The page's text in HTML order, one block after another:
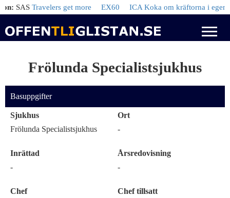
SASTravelers get more EX60 ICA Koka om kräftorna i egen lag
Frölunda Specialistsjukhus
Basuppgifter
Sjukhus
Frölunda Specialistsjukhus
Ort
-
Inrättad
-
Årsredovisning
-
Chef
Chef tillsatt